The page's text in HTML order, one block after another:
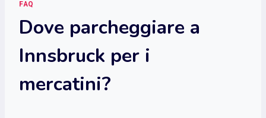
FAQ
Dove parcheggiare a
Innsbruck per i
mercatini?